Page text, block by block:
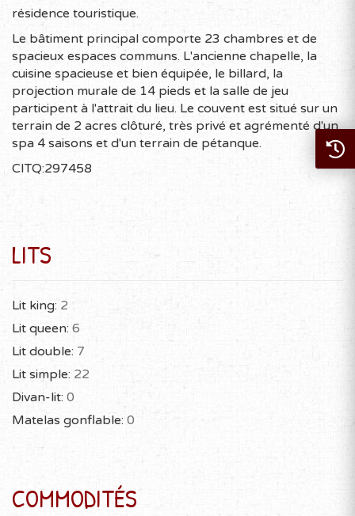
résidence touristique.
Le bâtiment principal comporte 23 chambres et de
spacieux espaces communs. L'ancienne chapelle, la
cuisine spacieuse et bien équipée, le billard, la
projection murale de 14 pieds et la salle de jeu
participent à l'attrait du lieu. Le couvent est situé sur un
terrain de 2 acres clôturé, très privé et agrémenté d'un
spa 4 saisons et d'un terrain de pétanque.
CITQ:297458
LITS
Lit king: 2
Lit queen: 6
Lit double: 7
Lit simple: 22
Divan-lit: 0
Matelas gonflable: 0
COMMODITÉS